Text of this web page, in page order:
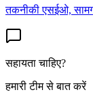
तकनीकी एसईओ,
सहायता चाहिए?
हमारी टीम से बात करें